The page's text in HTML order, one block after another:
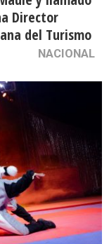
Director
del Turismo
NACIONAL